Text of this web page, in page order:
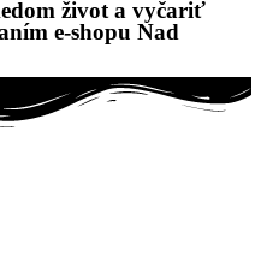
život a vyčariť
e-shopu Nad